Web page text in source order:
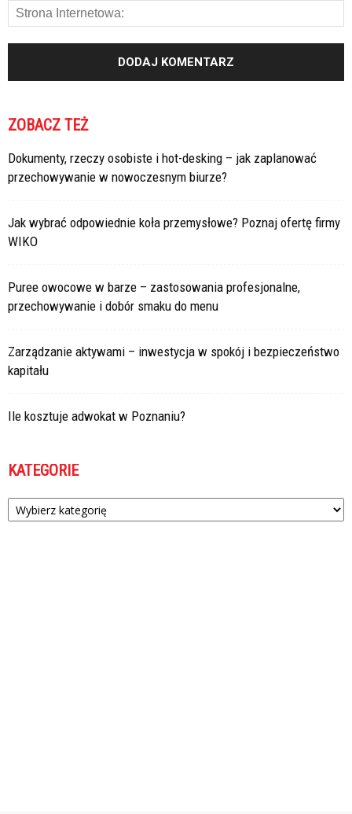
ZOBACZ TEŻ
Dokumenty, rzeczy osobiste i hot-desking – jak zaplanować
przechowywanie w nowoczesnym biurze?
Jak wybrać odpowiednie koła przemysłowe? Poznaj ofertę firmy
WIKO
Puree owocowe w barze – zastosowania profesjonalne,
przechowywanie i dobór smaku do menu
Zarządzanie aktywami – inwestycja w spokój i bezpieczeństwo
kapitału
Ile kosztuje adwokat w Poznaniu?
KATEGORIE
Kategorie